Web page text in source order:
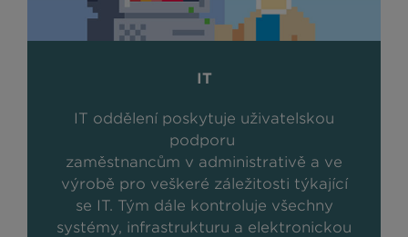
IT
IT oddělení poskytuje uživatelskou
podporu
zaměstnancům v administrativě a ve
výrobě pro veškeré záležitosti týkající
se IT. Tým dále kontroluje všechny
systémy, infrastrukturu a elektronickou